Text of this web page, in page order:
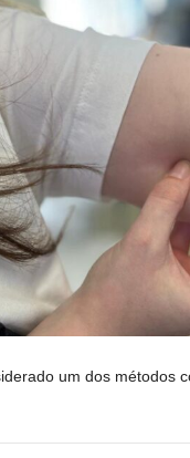
um dos métodos